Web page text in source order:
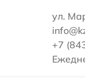
ул.
+7